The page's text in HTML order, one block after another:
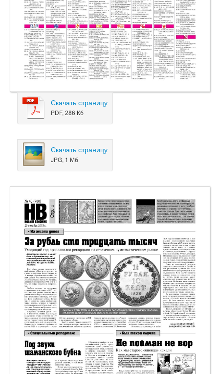
Скачать страницу
PDF, 286 Кб
Скачать страницу
JPG, 1 Мб